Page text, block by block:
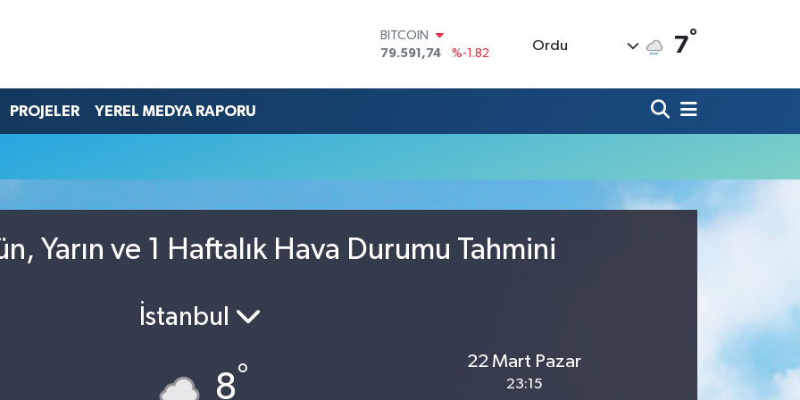
BITCOIN
79.591,74
%-1.82
45,43620
%0.02
BİST100
Ordu 7°
PROJELER YEREL MEDYA RAPORU
Yarın ve 1 Haftalık Hava Durumu Tahmini
İstanbul
8°
22 Mart Pazar
23:15